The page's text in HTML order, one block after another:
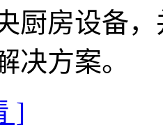
厨房设备
决方案。
]